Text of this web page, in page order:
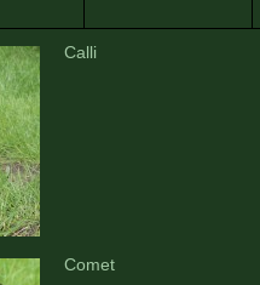
Calli
Comet